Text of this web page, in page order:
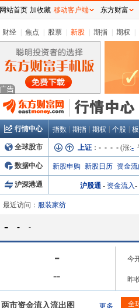
财经 焦点 股票 新股 期指 期权
行情中心 指数 期指 期权 个股
全球股市 上证 ： - - - - (涨:-
数据中心 新股申购 新股日历 资金流
沪深港通 沪股通 - 资金流入-
最近访问： 服装家纺
- - -
-
--
今
昨
两市资金流入流出图 更多 全
网站首页 加收藏 移动客户端 东方财富